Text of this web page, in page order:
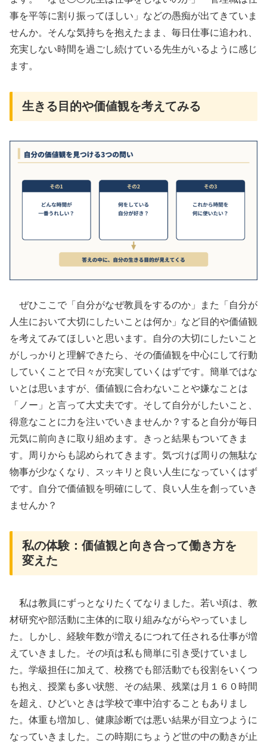
事を平等に割り振ってほしい」などの愚痴が出てきていま
せんか。そんな気持ちを抱えたまま、毎日仕事に追われ、
充実しない時間を過ごし続けている先生がいるように感じ
ます。
生きる目的や価値観を考えてみる
ぜひここで「自分がなぜ教員をするのか」また「自分が
人生において大切にしたいことは何か」など目的や価値観
を考えてみてほしいと思います。自分の大切にしたいこと
がしっかりと理解できたら、その価値観を中心にして行動
していくことで日々が充実していくはずです。簡単ではな
いとは思いますが、価値観に合わないことや嫌なことは
「ノー」と言って大丈夫です。そして自分がしたいこと、
得意なことに力を注いでいきませんか？すると自分が毎日
元気に前向きに取り組めます。きっと結果もついてきま
す。周りからも認められてきます。気づけば周りの無駄な
物事が少なくなり、スッキリと良い人生になっていくはず
です。自分で価値観を明確にして、良い人生を創っていき
ませんか？
私の体験：価値観と向き合って働き方を
変えた
私は教員にずっとなりたくてなりました。若い頃は、教
材研究や部活動に主体的に取り組みながらやっていまし
た。しかし、経験年数が増えるにつれて任される仕事が増
えていきました。その頃は私も簡単に引き受けていまし
た。学級担任に加えて、校務でも部活動でも役割をいくつ
も抱え、授業も多い状態、その結果、残業は月１６０時間
を超え、ひどいときは学校で車中泊することもありまし
た。体重も増加し、健康診断では悪い結果が目立つように
なっていきました。この時期にちょうど世の中の動きが止